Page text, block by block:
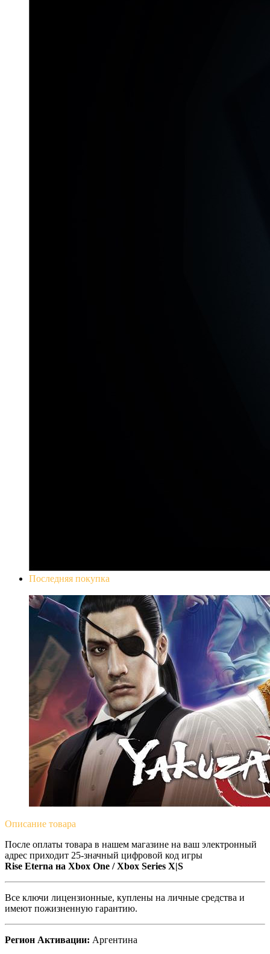
Последняя покупка
Описание товара
После оплаты товара в нашем магазине на ваш электронный
адрес приходит 25-значный цифровой код игры
Rise Eterna на Xbox One / Xbox Series X|S
Все ключи лицензионные, куплены на личные средства и
имеют пожизненную гарантию.
Регион Активации: Аргентина